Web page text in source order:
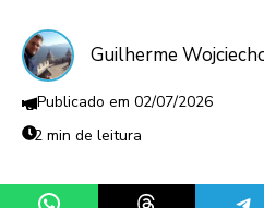
Guilherme
02/07/2026
2 min de leitura
Share on WhatsAppShare on Threads